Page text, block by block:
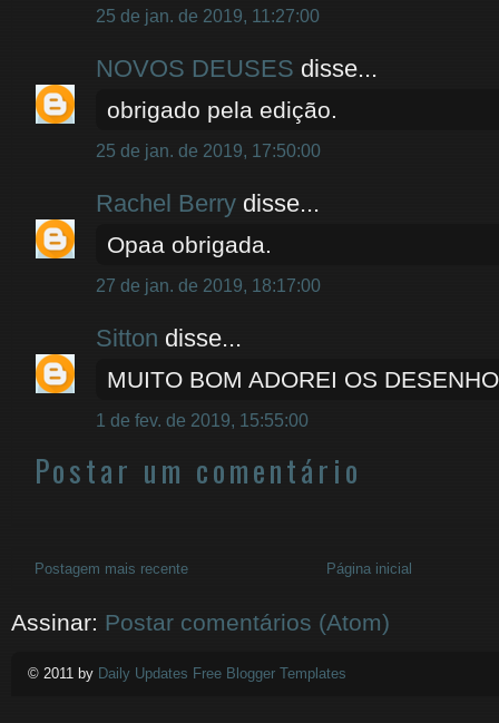
25 de jan. de 2019, 11:27:00
NOVOS DEUSES disse...
obrigado pela edição.
25 de jan. de 2019, 17:50:00
Rachel Berry disse...
Opaa obrigada.
27 de jan. de 2019, 18:17:00
Sitton disse...
MUITO BOM ADOREI OS
1 de fev. de 2019, 15:55:00
Postar um comentário
Postagem mais recente Página inicial
Assinar: Postar comentários (Atom)
© 2011 by Daily Updates Free Blogger Templates